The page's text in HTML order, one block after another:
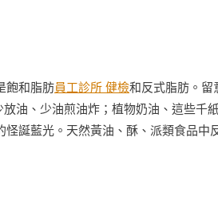
飽和脂肪員工診所 健檢和反式脂肪。留
油、少油煎油炸；植物奶油、這些千
誕藍光。天然黃油、酥、派類食品中